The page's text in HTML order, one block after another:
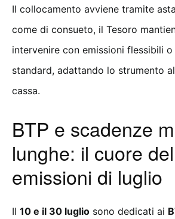
Il collocamento avviene tramite
come di consueto, il Tesoro
intervenire con emissioni flessibili
standard, adattando lo strumento
cassa.
BTP e scadenze
lunghe: il cuore
emissioni di luglio
Il 10 e il 30 luglio sono dedicati ai